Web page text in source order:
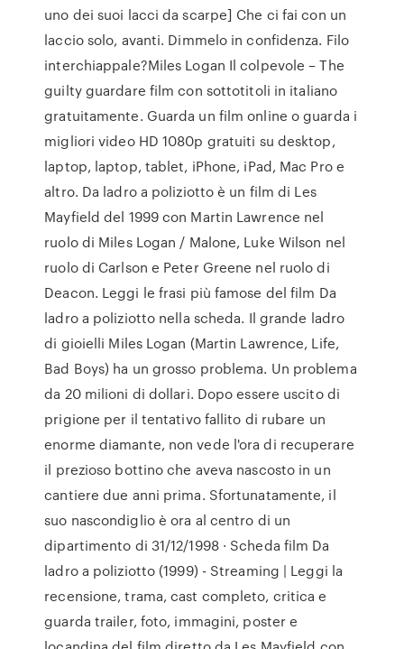
uno dei suoi lacci da scarpe] Che ci fai con un
laccio solo, avanti. Dimmelo in confidenza. Filo
interchiappale?Miles Logan Il colpevole – The
guilty guardare film con sottotitoli in italiano
gratuitamente. Guarda un film online o guarda i
migliori video HD 1080p gratuiti su desktop,
laptop, laptop, tablet, iPhone, iPad, Mac Pro e
altro. Da ladro a poliziotto è un film di Les
Mayfield del 1999 con Martin Lawrence nel
ruolo di Miles Logan / Malone, Luke Wilson nel
ruolo di Carlson e Peter Greene nel ruolo di
Deacon. Leggi le frasi più famose del film Da
ladro a poliziotto nella scheda. Il grande ladro
di gioielli Miles Logan (Martin Lawrence, Life,
Bad Boys) ha un grosso problema. Un problema
da 20 milioni di dollari. Dopo essere uscito di
prigione per il tentativo fallito di rubare un
enorme diamante, non vede l'ora di recuperare
il prezioso bottino che aveva nascosto in un
cantiere due anni prima. Sfortunatamente, il
suo nascondiglio è ora al centro di un
dipartimento di 31/12/1998 · Scheda film Da
ladro a poliziotto (1999) - Streaming | Leggi la
recensione, trama, cast completo, critica e
guarda trailer, foto, immagini, poster e